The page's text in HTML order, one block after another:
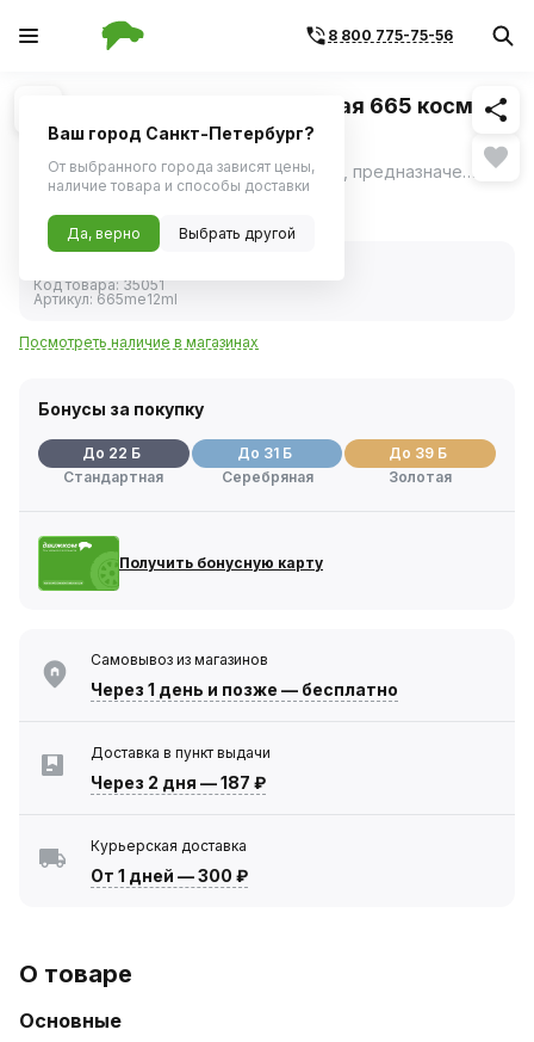
8 800 775-75-56
1/1 Похожие
Краска с кисточкой ремонтная 665 космос
(металлик) (MOTIP) 12мл
Высококачественная акриловая эмаль, предназначенная для ремонта сколов и царапин на лакокрасочном покрытии автомобиля. ещё
Код товара:35051
Артикул: 665me12ml
Посмотреть наличие в магазинах
Бонусы за покупку
До 22 Б
Стандартная
До 31 Б
Серебряная
До 39 Б
Золотая
Получить бонусную карту
Самовывоз из магазинов
Через 1 день и позже — бесплатно
Доставка в пункт выдачи
Через 2 дня —187 ₽
Курьерская доставка
От 1 дней —300 ₽
О товаре
Основные
Ваш город Санкт-Петербург?
От выбранного города зависят цены,
наличие товара и способы доставки
Да, верно Выбрать другой